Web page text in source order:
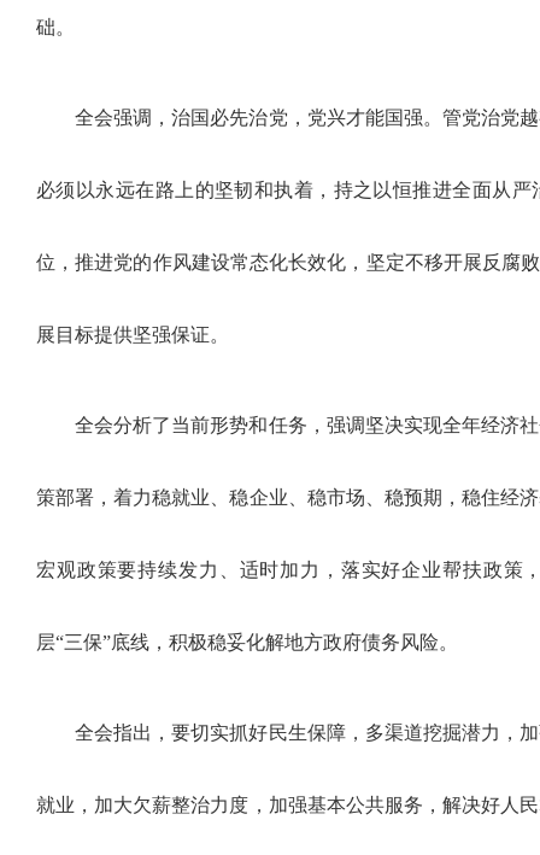
础。
全会强调，治国必先治党，党兴才能国强。管党治党
必须以永远在路上的坚韧和执着，持之以恒推进全面从
位，推进党的作风建设常态化长效化，坚定不移开展反腐
展目标提供坚强保证。
全会分析了当前形势和任务，强调坚决实现全年经济
策部署，着力稳就业、稳企业、稳市场、稳预期，稳住经
宏观政策要持续发力、适时加力，落实好企业帮扶政策
层“三保”底线，积极稳妥化解地方政府债务风险。
全会指出，要切实抓好民生保障，多渠道挖掘潜力，
就业，加大欠薪整治力度，加强基本公共服务，解决好人